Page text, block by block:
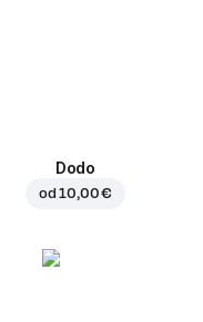
Dodo
od10,00 €